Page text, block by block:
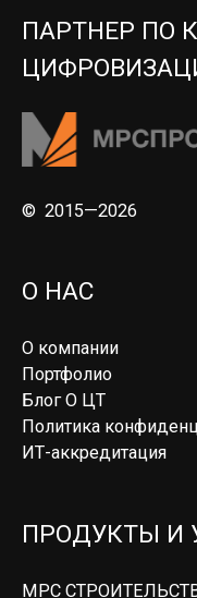
ПАРТНЕР ПО
© 2015—2026
О НАС
О компании
Портфолио
Блог О ЦТ
Политика
ИТ-аккредитация
ПРОДУКТЫ И
МРС